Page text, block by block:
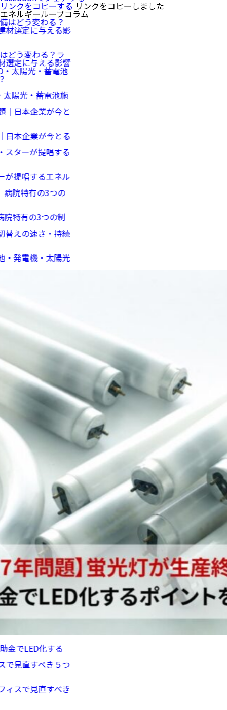
リンクをコピーする リンクをコピーしました
エネルギーループコラム
？ラ
る影響
電池施
今とる
エネル
の制
太陽光
する
すべき